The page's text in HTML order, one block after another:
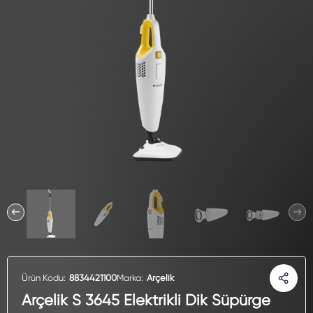
Ürün Kodu: 8834421100Marka: Arçelik
Arçelik S 3645 Elektrikli Dik Süpürge